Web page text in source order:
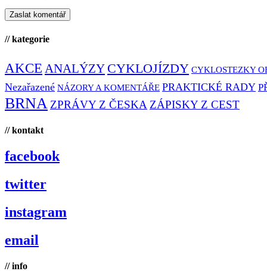
// kategorie
AKCE ANALÝZY CYKLOJÍZDY CYKLOSTEZKY
Nezařazené NÁZORY A KOMENTÁŘE PRAKTICKÉ RADY
BRNA ZPRÁVY Z ČESKA ZÁPISKY Z CEST
// kontakt
facebook
twitter
instagram
email
// info